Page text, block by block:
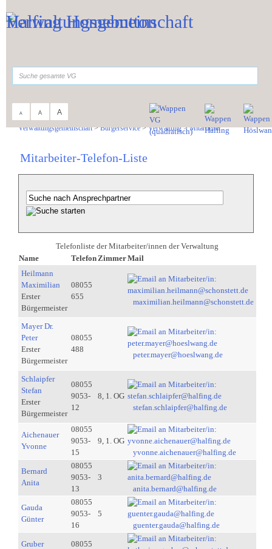
A A A
Verwaltungsgemeinschaft>Bürgerservice>Verwaltung>Mitarbeiter
Mitarbeiter-Telefon-Liste
Telefonliste der Mitarbeiter/innen der Verwaltung
Name
Telefon ZimmerMail
Heilmann
Maximilian
Erster
Bürgermeister
08055
655
maximilian.heilmann@schonstett.de
Mayer Dr.
Peter
Erster
Bürgermeister
08055
488
peter.mayer@hoeslwang.de
Schlaipfer
Stefan
Erster
Bürgermeister
08055
9053-
12
8, 1. OG
stefan.schlaipfer@halfing.de
Aichenauer
Yvonne
08055
9053-
15
9, 1. OG
yvonne.aichenauer@halfing.de
Bernard
Anita
08055
9053-
13
3
anita.bernard@halfing.de
Gauda
Günter
08055
9053-
16
5
guenter.gauda@halfing.de
Gruber
08055